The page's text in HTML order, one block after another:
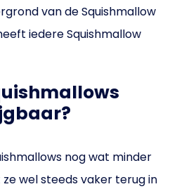
van de Squishmallow
iedere Squishmallow
nog wat minder
wel steeds vaker terug in